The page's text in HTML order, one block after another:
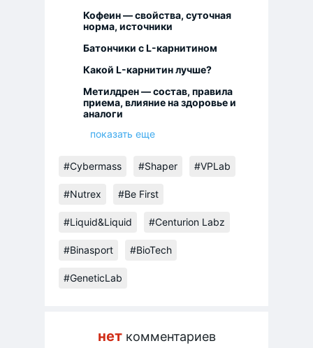
Кофеин — свойства, суточная
норма, источники
Батончики с L-карнитином
Какой L-карнитин лучше?
Метилдрен — состав, правила
приема, влияние на здоровье и
аналоги
показать еще
#Cybermass #Shaper #VPLab
#Nutrex #Be First
#Liquid&Liquid #Centurion Labz
#Binasport #BioTech
#GeneticLab
неткомментариев